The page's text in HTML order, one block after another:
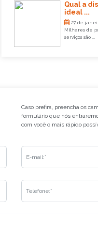
Qual a
ideal ...
27 de
Milhares de
serviços são ...
Caso prefira, preencha os
formulário que nós
com você o mais rápido